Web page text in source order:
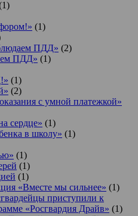
(1)
ПДД» (2)
ПДД» (1)
(1)
(2)
с умной платежкой»
сердце» (1)
в школу» (1)
(1)
(1)
(1)
«Вместе мы сильнее» (1)
приступили к
«Росгвардия Драйв» (1)